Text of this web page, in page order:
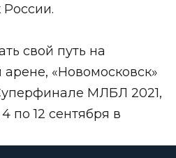
России.
свой путь на
«Новомосковск»
МЛБЛ 2021,
по 12 сентября в